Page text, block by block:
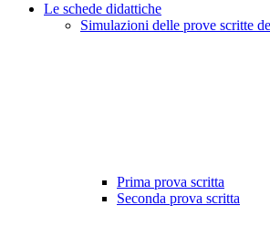
Le schede didattiche
Simulazioni delle prove scritte
Prima prova scritta
Seconda prova scritta